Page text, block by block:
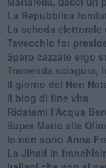
La Repubblica
La scheda
Tavecchio for
Sparo cazzate ergo
Tremenda sciagura,
Il giorno del Non
Il blog di fine vita
​Ridatemi l’Acqua
Super Mario alle
Io non sono Anna
​La Jihad in